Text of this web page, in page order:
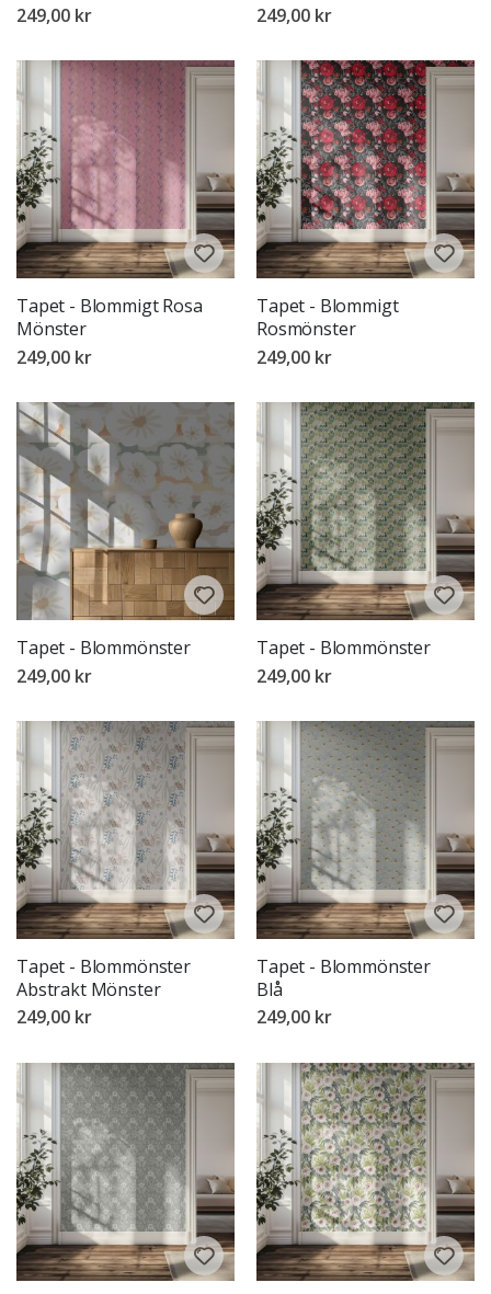
249,00 kr
249,00 kr
Tapet - Blommigt Rosa
Mönster
249,00 kr
Tapet - Blommigt
Rosmönster
249,00 kr
Tapet - Blommönster
249,00 kr
Tapet - Blommönster
249,00 kr
Tapet - Blommönster
Abstrakt Mönster
249,00 kr
Tapet - Blommönster
Blå
249,00 kr